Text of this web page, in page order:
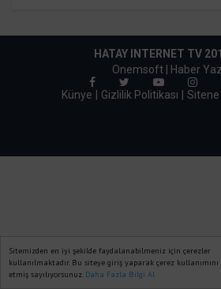
Sitemizden en iyi şekilde faydalanabilmeniz için çerezler
kullanılmaktadır. Bu siteye giriş yaparak çerez
etmiş sayılıyorsunuz. Daha Fazla Bilgi Al
HATAY INTERNET TV
Onemsoft |
Haber
Künye
Gizlilik Politikası Sitene
Ana Sayfa Web TV